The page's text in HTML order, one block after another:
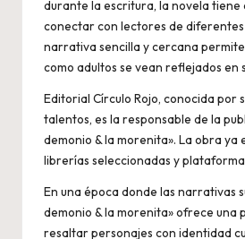
durante la escritura, la novela tiene
conectar con lectores de diferentes
narrativa sencilla y cercana
como adultos se vean reflejados en
Editorial Círculo Rojo, conocida por
talentos, es la responsable de la
demonio & la morenita». La obra ya
librerías seleccionadas y
En una época donde las narrativas
demonio & la morenita» ofrece una
resaltar personajes con identidad